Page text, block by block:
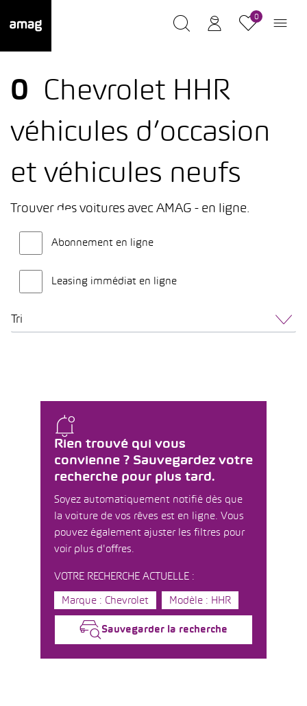
0
0
Chevrolet HHR
véhicules d’occasion
et véhicules neufs
Trouver des voitures avec AMAG - en ligne.
Abonnement en ligne
Leasing immédiat en ligne
Tri
Rien trouvé qui vous
convienne ? Sauvegardez votre
recherche pour plus tard.
Soyez automatiquement notifié dès que
la voiture de vos rêves est en ligne. Vous
pouvez également ajuster les filtres pour
voir plus d'offres.
VOTRE RECHERCHE ACTUELLE :
Marque : Chevrolet Modèle : HHR
Sauvegarder la recherche